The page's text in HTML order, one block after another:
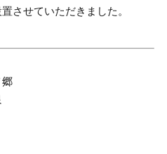
させていただきました。
郷